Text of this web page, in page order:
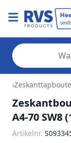
Ga naar de inhoud
‹
A4-70 SW8
Artikelnr.